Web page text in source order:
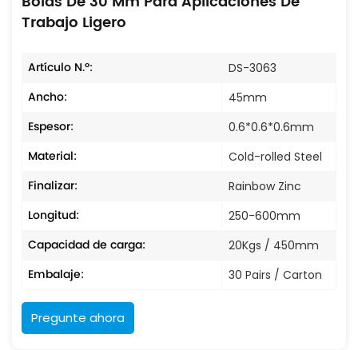
Trabajo Ligero
Artículo N.º: DS-3063
Ancho: 45mm
Espesor: 0.6*0.6*0.6mm
Material: Cold-rolled Steel
Finalizar: Rainbow Zinc
Longitud: 250-600mm
Capacidad de carga: 20Kgs / 450mm
Embalaje: 30 Pairs / Carton
Pregunte ahora